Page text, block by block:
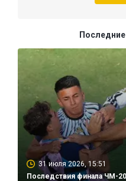
31 июля 2026, 15:51
Последствия финала ЧМ-